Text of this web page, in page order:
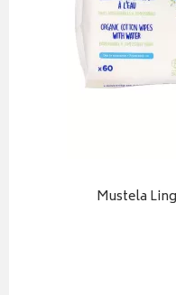
Mustela